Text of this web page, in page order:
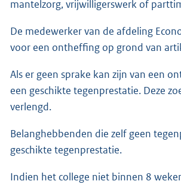
mantelzorg, vrijwilligerswerk of
De medewerker van de afdeling
voor een ontheffing op grond van
Als er geen sprake kan zijn van een
een geschikte tegenprestatie. Deze
verlengd.
Belanghebbenden die zelf geen
geschikte tegenprestatie.
Indien het college niet binnen 8